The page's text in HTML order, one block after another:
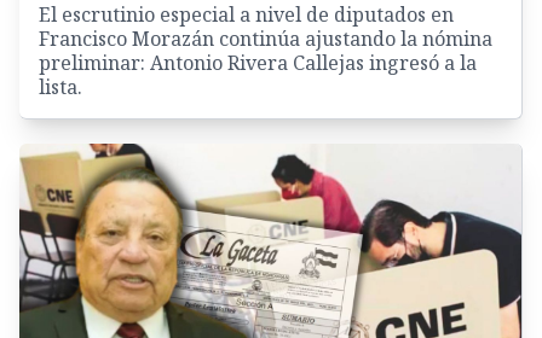
El escrutinio especial a nivel de diputados en
Francisco Morazán continúa ajustando la nómina
preliminar: Antonio Rivera Callejas ingresó a la
lista.